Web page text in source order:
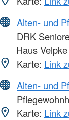
Alten- und
DRK
Haus Velpke
Karte: Link
Alten- und
Karte: Link